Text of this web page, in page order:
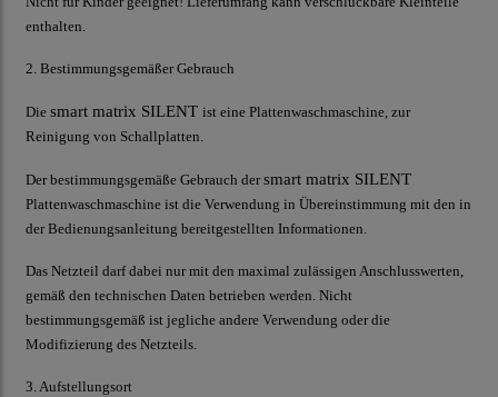
enthalten.
2. Bestimmungsgemäßer Gebrauch
Die smart matrix SILENT ist eine Plattenwaschmaschine, zur
Reinigung von Schallplatten.
Der bestimmungsgemäße Gebrauch dersmart matrix SILENT
Plattenwaschmaschine ist die Verwendung in Übereinstimmung mit den in
der Bedienungsanleitung bereitgestellten Informationen.
Das Netzteil darf dabei nur mit den maximal zulässigen Anschlusswerten,
gemäß den technischen Daten betrieben werden. Nicht
bestimmungsgemäß ist jegliche andere Verwendung oder die
Modifizierung des Netzteils.
3. Aufstellungsort